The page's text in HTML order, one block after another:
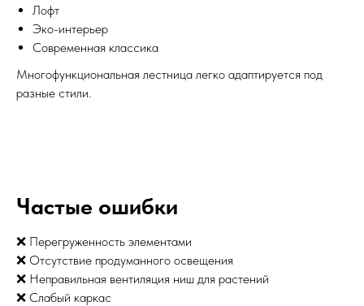
Лофт
Эко-интерьер
Современная классика
Многофункциональная лестница легко адаптируется под
разные стили.
Частые ошибки
❌ Перегруженность элементами
❌ Отсутствие продуманного освещения
❌ Неправильная вентиляция ниш для растений
❌ Слабый каркас